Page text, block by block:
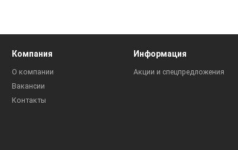
Компания
О компании
Вакансии
Контакты
Информация
Акции и спецпредложения